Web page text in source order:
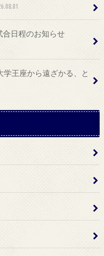
合日程のお知らせ
学王座から遠ざかる、と